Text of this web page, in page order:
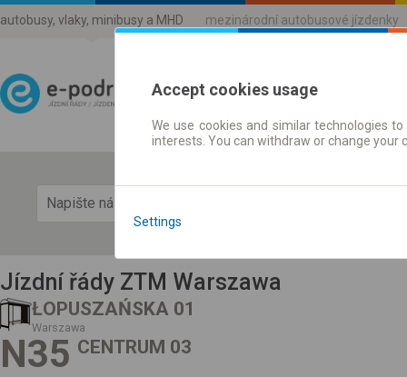
autobusy, vlaky, minibusy a MHD mezinárodní autobusové jízdenky
Jízdni řády a jízdenky
Jízdní řády ZTM Warszawa
ŁOPUSZAŃSKA 01
Warszawa
N35 CENTRUM 03
Accept cookies usage
We use cookies and similar technologies
interests. You can withdraw or change
Settings